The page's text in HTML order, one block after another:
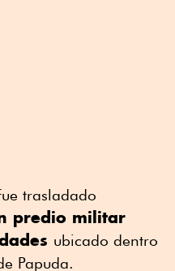
trasladado
predio militar
ubicado dentro
Papuda.